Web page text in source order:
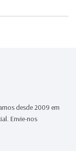
desde 2009 em
Envie-nos